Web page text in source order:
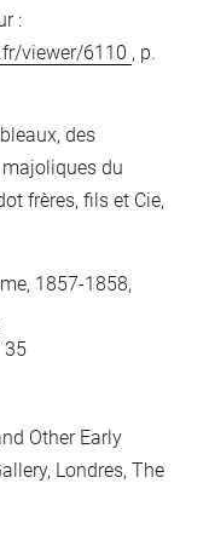
:
viewer/6110 , p.
des
du
frères, fils et Cie,
1857-1858,
35
Other Early
Londres, The